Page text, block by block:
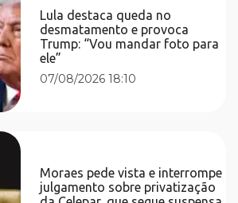
Lula destaca queda no
desmatamento e provoca
Trump: “Vou mandar foto para
ele”
07/08/2026 18:10
Moraes pede vista e interrompe
julgamento sobre privatização